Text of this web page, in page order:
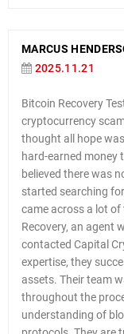
MARCUS
2025.11.21
Bitcoin Recovery
cryptocurrency
thought all hope
hard-earned money
believed there was
started searching
came across a lot
Recovery, an agent
contacted Capital
expertise, they
assets. Their team
throughout the
understanding of